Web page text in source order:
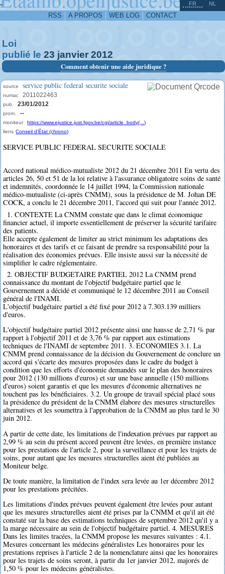
-
RSS A PROPOS WEB LOG CONTACT
FR NL
Loi
publié le 23 janvier 2012
Comment obtenir une aide juridique ?
source service public federal securite sociale
numac 2011022463
pub. 23/01/2012
prom. --
moniteur
https://www.ejustice.just.fgov.be/cgi/article_body(...)
liens Conseil d'État (chrono)
SERVICE PUBLIC FEDERAL SECURITE SOCIALE
Accord national médico-mutualiste 2012 du 21 décembre 2011 En vertu des
articles 26, 50 et 51 de la loi relative à l'assurance obligatoire soins de santé
et indemnités, coordonnée le 14 juillet 1994, la Commission nationale
médico-mutualiste (ci-après CNMM), sous la présidence de M. Johan DE
COCK, a conclu le 21 décembre 2011, l'accord qui suit pour l'année 2012.
1. CONTEXTE La CNMM constate que dans le climat économique
financier actuel, il importe essentiellement de préserver la sécurité tarifaire
des patients.
Elle accepte également de limiter au strict minimum les adaptations des
honoraires et des tarifs et ce faisant de prendre sa responsabilité pour la
réalisation des économies prévues. Elle insiste aussi sur la nécessité de
simplifier le cadre réglementaire.
2. OBJECTIF BUDGETAIRE PARTIEL 2012 La CNMM prend
connaissance du montant de l'objectif budgétaire partiel que le
Gouvernement a décidé et communiqué le 12 décembre 2011 au Conseil
général de l'INAMI.
L'objectif budgétaire partiel a été fixé pour 2012 à 7.303.139 milliers
d'euros.
L'objectif budgétaire partiel 2012 présente ainsi une hausse de 2,71 % par
rapport à l'objectif 2011 et de 3,76 % par rapport aux estimations
techniques de l'INAMI de septembre 2011. 3. ECONOMIES 3.1. La
CNMM prend connaissance de la décision du Gouvernement de conclure un
accord qui s'écarte des mesures proposées dans le cadre du budget à
condition que les efforts d'économie demandés sur le plan des honoraires
pour 2012 (130 millions d'euros) et sur une base annuelle (150 millions
d'euros) soient garantis et que les mesures d'économie alternatives ne
touchent pas les bénéficiaires. 3.2. Un groupe de travail spécial placé sous
la présidence du président de la CNMM élabore des mesures structurelles
alternatives et les soumettra à l'approbation de la CNMM au plus tard le 30
juin 2012.
A partir de cette date, les limitations de l'indexation prévues par rapport au
2,99 % au sein du présent accord peuvent être levées, en première instance
pour les prestations de l'article 2, pour la surveillance et pour les trajets de
soins, pour autant que les mesures structurelles aient été publiées au
Moniteur belge.
De toute manière, la limitation de l'index sera levée au 1er décembre 2012
pour les prestations précitées.
Les limitations d'index prévues peuvent également être levées pour autant
que les mesures structurelles aient été prises par la CNMM et qu'il ait été
constaté sur la base des estimations techniques de septembre 2012 qu'il y a
la marge nécessaire au sein de l'objectif budgétaire partiel. 4. MESURES
Dans les limites tracées, la CNMM propose les mesures suivantes : 4.1.
Mesures concernant les médecins généralistes Les honoraires pour les
prestations reprises à l'article 2 de la nomenclature ainsi que les honoraires
pour les trajets de soins seront, à partir du 1er janvier 2012, majorés de
1,50 % pour les médecins généralistes.
^